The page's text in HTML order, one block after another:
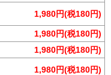
1,980円(税180円)
1,980円(税180円)
1,980円(税180円)
1,980円(税180円)